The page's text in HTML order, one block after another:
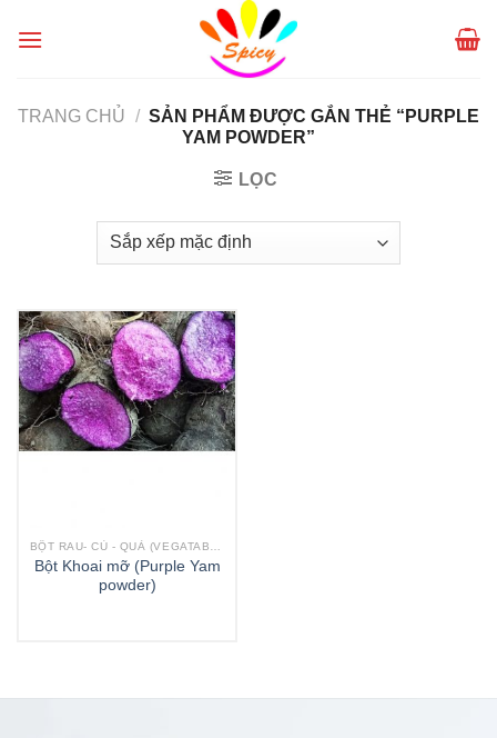
TRANG CHỦ / SẢN PHẨM ĐƯỢC GẮN THẺ “PURPLE
YAM POWDER”
LỌC
Bột Khoai mỡ (Purple Yam
powder)